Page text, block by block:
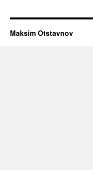
Maksim Otstavnov